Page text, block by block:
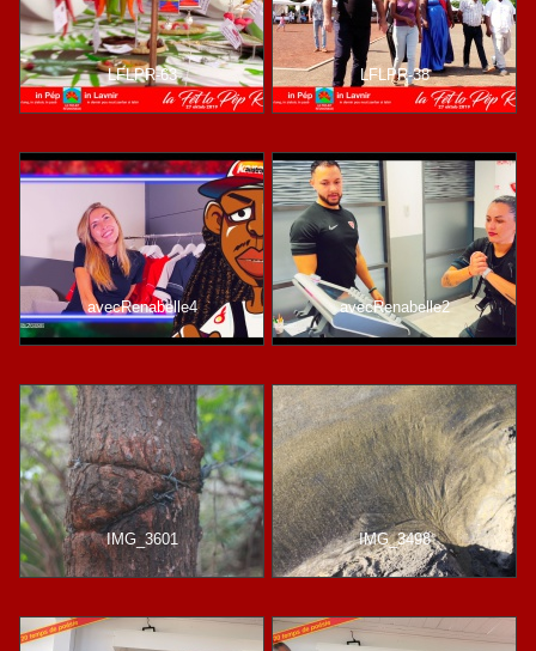
LFLPR-63 LFLPR-38
avecRenabelle4 avecRenabelle2
IMG_3601 IMG_3498